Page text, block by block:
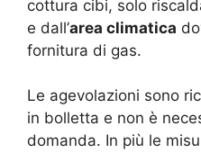
cottura cibi, solo
e dall’area climatica
fornitura di gas.
Le agevolazioni sono
in bolletta e non è
domanda. In più le